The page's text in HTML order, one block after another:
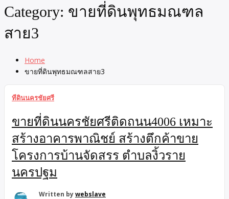
Category: ขายที่ดินพุทธมณฑล
สาย3
Home
ขายที่ดินพุทธมณฑลสาย3
ทีดินนครชัยศรี
ขายที่ดินนครชัยศรีติดถนน4006 เหมาะ
สร้างอาคารพาณิชย์ สร้างตึกค้าขาย
โครงการบ้านจัดสรร ตำบลงิ้วราย
นครปฐม
Written bywebslave